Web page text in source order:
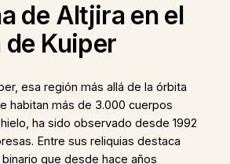
de Altjira en el
Kuiper
esa región más allá de la órbita
habitan más de 3.000 cuerpos
ha sido observado desde 1992
Entre sus reliquias destaca
que desde hace años